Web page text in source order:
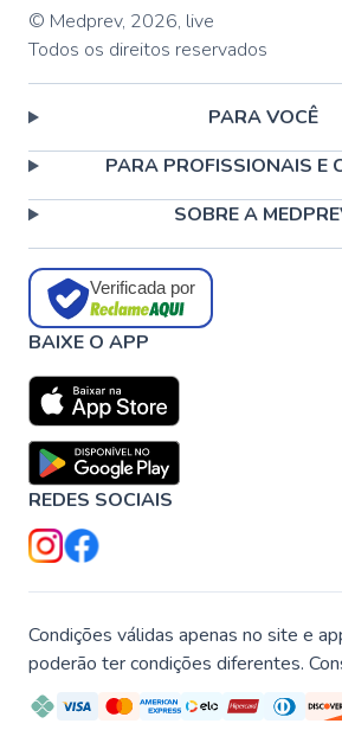
© Medprev, 2026, live
Todos os direitos reservados
PARA VOCÊ
PARA PROFISSIONAIS E
SOBRE A
Verificada por
BAIXE O APP
REDES SOCIAIS
Condições válidas apenas no site e
poderão ter condições diferentes.